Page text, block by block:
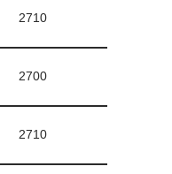
2710
2700
2710